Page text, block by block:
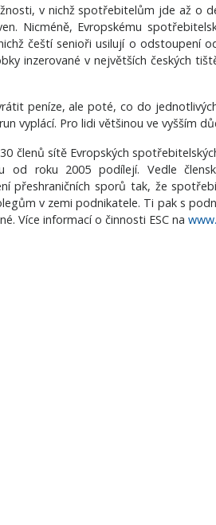
v nichž spotřebitelům jde až o
Nicméně, Evropskému
čeští senioři usilují o odstoupení
inzerované v největších českých
peníze, ale poté, co do
vyplácí. Pro lidi většinou ve vyšším
30 členů sítě Evropských
od roku 2005 podílejí. Vedle
přeshraničních sporů tak, že
v zemi podnikatele. Ti pak s
Více informací o činnosti ESC na